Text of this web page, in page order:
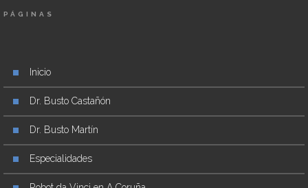
PÁGINAS
Inicio
Dr. Busto Castañón
Dr. Busto Martín
Especialidades